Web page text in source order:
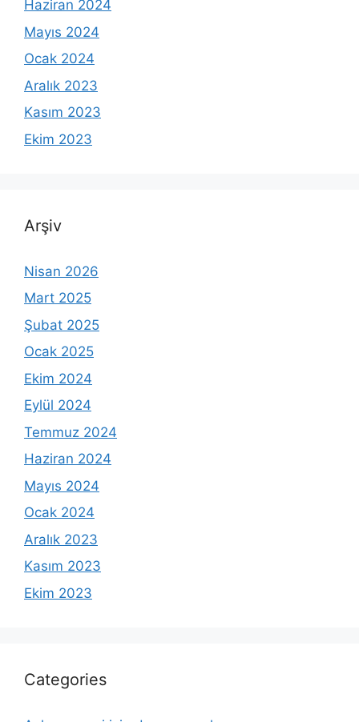
Haziran 2024
Mayıs 2024
Ocak 2024
Aralık 2023
Kasım 2023
Ekim 2023
Arşiv
Nisan 2026
Mart 2025
Şubat 2025
Ocak 2025
Ekim 2024
Eylül 2024
Temmuz 2024
Haziran 2024
Mayıs 2024
Ocak 2024
Aralık 2023
Kasım 2023
Ekim 2023
Categories